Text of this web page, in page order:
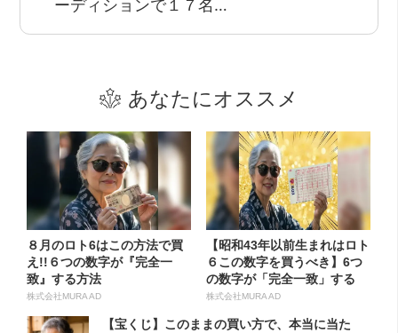
ーディションで１７名…
あなたにオススメ
８月のロト6はこの方法で買
え!!６つの数字が『完全一
致』する方法
株式会社MURA AD
【昭和43年以前生まれはロト
６この数字を買うべき】6つ
の数字が「完全一致」する
方...
株式会社MURA AD
【宝くじ】このままの買い方で、本当に当た